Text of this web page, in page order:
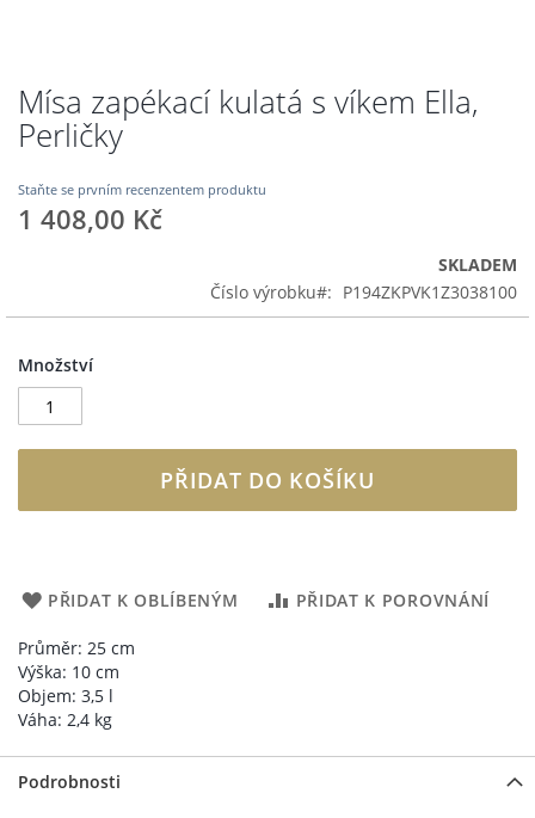
Přeskočit
na
začátek
s
obrázky
Mísa zapékací kulatá s víkem Ella,
Perličky
Staňte se prvním recenzentem produktu
1 408,00 Kč
SKLADEM
Číslo výrobku
P194ZKPVK1Z3038100
Množství
PŘIDAT DO KOŠÍKU
PŘIDAT K OBLÍBENÝM PŘIDAT K POROVNÁNÍ
Průměr: 25 cm
Výška: 10 cm
Objem: 3,5 l
Váha: 2,4 kg
Podrobnosti